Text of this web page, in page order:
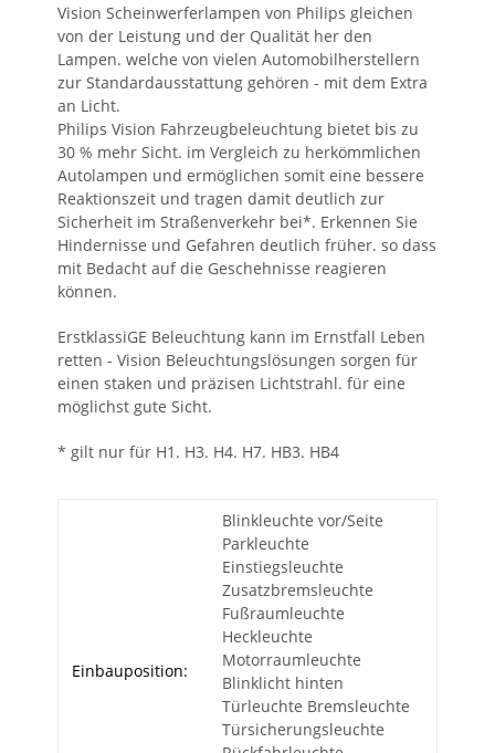
Vision Scheinwerferlampen von Philips gleichen
von der Leistung und der Qualität her den
Lampen. welche von vielen Automobilherstellern
zur Standardausstattung gehören - mit dem Extra
an Licht.
Philips Vision Fahrzeugbeleuchtung bietet bis zu
30 % mehr Sicht. im Vergleich zu herkömmlichen
Autolampen und ermöglichen somit eine bessere
Reaktionszeit und tragen damit deutlich zur
Sicherheit im Straßenverkehr bei*. Erkennen Sie
Hindernisse und Gefahren deutlich früher. so dass
mit Bedacht auf die Geschehnisse reagieren
können.
ErstklassiGE Beleuchtung kann im Ernstfall Leben
retten - Vision Beleuchtungslösungen sorgen für
einen staken und präzisen Lichtstrahl. für eine
möglichst gute Sicht.
* gilt nur für H1. H3. H4. H7. HB3. HB4
Einbauposition:
Blinkleuchte vor/Seite
Parkleuchte
Einstiegsleuchte
Zusatzbremsleuchte
Fußraumleuchte
Heckleuchte
Motorraumleuchte
Blinklicht hinten
Türleuchte Bremsleuchte
Türsicherungsleuchte